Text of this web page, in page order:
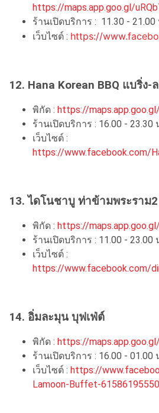
https://maps.app.goo.gl/
ร้านเปิดบริการ : 11.30 - 21.00
เว็บไซต์ : https://
12. Hana Korean BBQ แบริ่ง-
พิกัด : https://
ร้านเปิดบริการ : 16.00 - 23.30
เว็บไซต์ :
https://www.facebook.com/
13. ไดโนชาบู ท่าข้ามพระราม2
พิกัด : https://
ร้านเปิดบริการ : 11.00 - 23.00
เว็บไซต์ :
https://www.facebook.com/
14. อิ่มละมุน บุฟเฟ่ต์
พิกัด : https://
ร้านเปิดบริการ : 16.00 - 01.00
เว็บไซต์ : https://
Lamoon-Buffet-